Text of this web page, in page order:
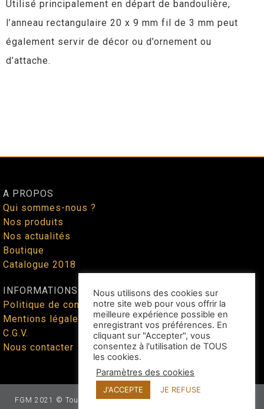
Utilisé principalement en départ de bandoulière,
l’anneau rectangulaire 20 x 9 mm fil de 3 mm peut
également servir de décor ou d’ornement ou
d’attache.
A PROPOS
Qui sommes-nous ?
Nos produits
Nos actualités
Boutique
Catalogue 2018
INFORMATIONS
Politique de confidentialité
Mentions légales
C.G.V.
Nous contacter
FGM 2021 © Tous droits réservés - Site web façonné par
Nous utilisons des cookies sur
notre site web pour vous offrir la
meilleure expérience possible en
enregistrant vos préférences. En
cliquant sur "Accepter", vous
consentez à l'utilisation de TOUS
les cookies.
Paramètres des cookies
J'ACCEPTE JE REFUSE